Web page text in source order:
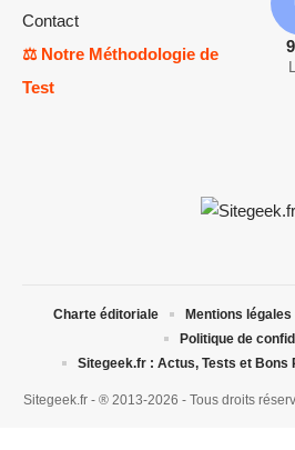
Contact
⚖️ Notre Méthodologie de
Test
Sitegeek.fr - ® 2013-2026 - Tous droits
Charte éditoriale Mentions légales
Politique de
Sitegeek.fr : Actus, Tests et Bons